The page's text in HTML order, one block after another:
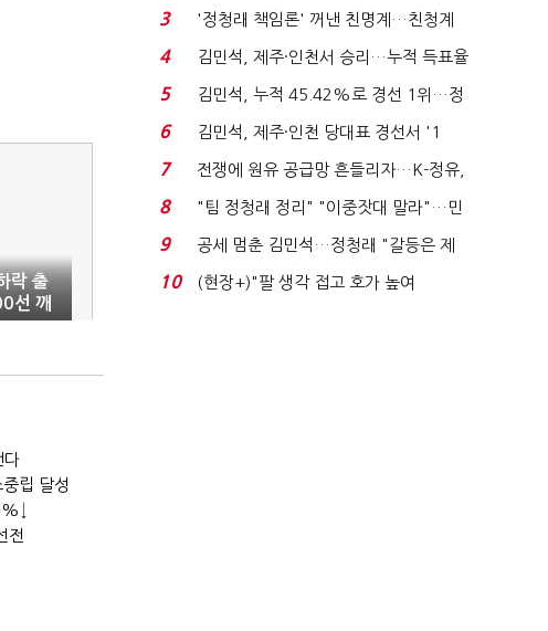
락 출
선 깨
다
립 달성
전
청래 "반명 공세 사...
3
'정청래 책임론' 꺼낸 친명계…친청계
는 추가투표 때리기...
4
김민석, 제주·인천서 승리…누적 득표율
'1위 탈환'(종합)...
5
김민석, 누적 45.42%로 경선 1위…정
청래와 격차 0.86%p(...
6
김민석, 제주·인천 당대표 경선서 '1
위'(1보)...
7
전쟁에 원유 공급망 흔들리자…K-정유,
에너지안보 핵심...
8
"팀 정청래 정리" "이중잣대 말라"…민
주 최고위원 계파 다...
9
공세 멈춘 김민석…정청래 "갈등은 제
가 수습"
10
(현장+)"팔 생각 접고 호가 높여